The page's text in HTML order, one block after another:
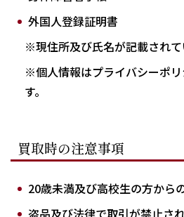
外国人登録証明書
※現住所及び氏名が記載されて
※個人情報はプライバシーポ
す。
買取時の注意事項
20歳未満及び高校生の方から
盗品及び法律で取引が禁止さ